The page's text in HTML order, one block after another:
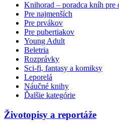
Knihorad – poradca kníh pre
Pre najmenších
Pre prvákov
Pre pubertiakov
Young Adult
Beletria
Rozprávky
Sci-fi, fantasy a komiksy
Leporelá
Náučné knihy
Ďalšie kategórie
Životopisy a reportáže